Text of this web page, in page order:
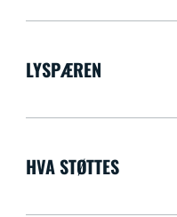
LYSPÆREN
HVA STØTTES